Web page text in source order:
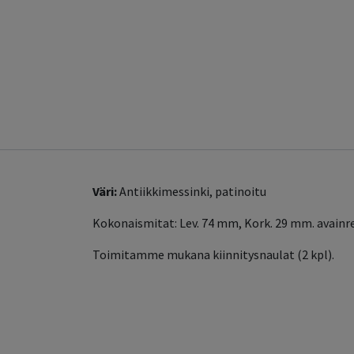
Väri:Antiikkimessinki, patinoitu
Kokonaismitat: Lev. 74 mm, Kork. 29 mm.
Toimitamme mukana kiinnitysnaulat (2 kpl).